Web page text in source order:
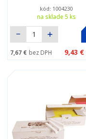
kód: 1004230
na sklade 5 ks
7,67 € bez DPH 9,43 €